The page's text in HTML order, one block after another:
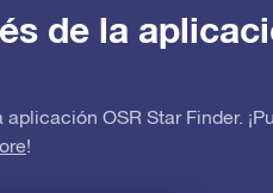
de la
OSR Star Finder.
!